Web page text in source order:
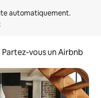
Partez-vous un Airbnb